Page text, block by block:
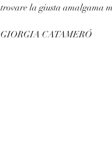
trovare la giusta amalgama
GIORGIA CATAMERÓ